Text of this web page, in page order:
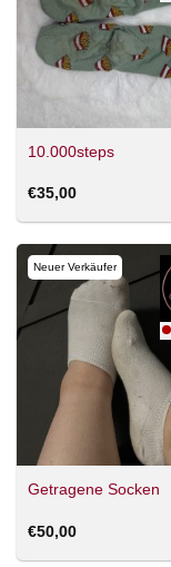
10.000steps
€35,00
Neuer Verkäufer
Getragene Socken
€50,00